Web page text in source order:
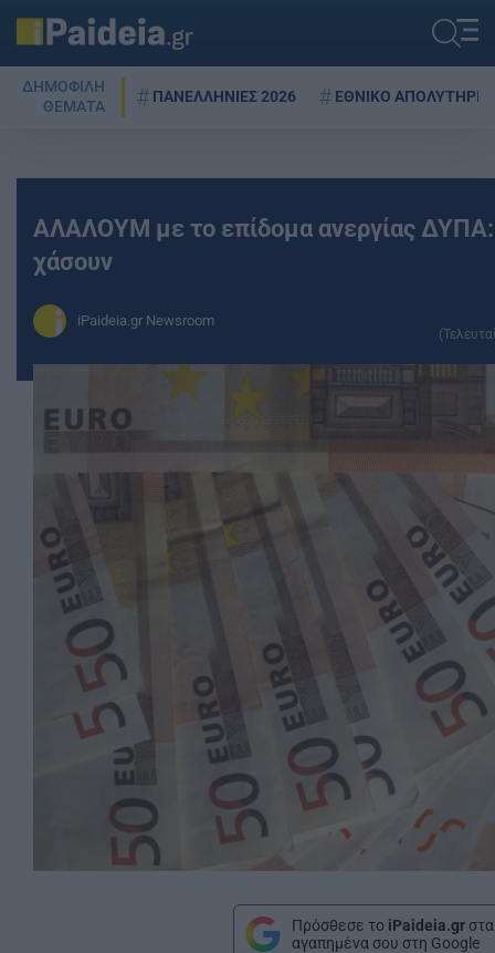
ΔΗΜΟΦΙΛΗ
ΘΕΜΑΤΑ
ΠΑΝΕΛΛΗΝΙΕΣ 2026 ΕΘΝΙΚΟ ΑΠΟΛΥΤΗΡΙΟ
ΑΛΑΛΟΥΜ με το επίδομα ανεργίας ΔΥΠΑ:
χάσουν
iPaideia.gr Newsroom
Πρόσθεσε το iPaideia.gr στα
αγαπημένα σου στη Google